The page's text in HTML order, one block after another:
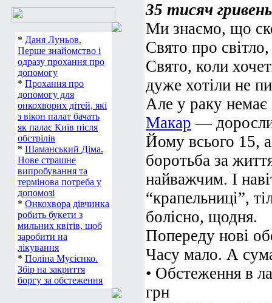
* Даня Луньов.
Перше знайомство і
одразу прохання про
допомогу
* Прохання про
допомогу для
онкохворих дітей, які
з вікон палат бачать
як палає Київ після
обстрілів
* Шаманський Діма.
Нове страшне
випробування та
термінова потреба у
допомозі
* Онкохвора дівчинка
робить букети з
мильних квітів, щоб
заробити на
лікування
* Поліна Мусієнко.
Збір на закриття
боргу за обстеження
35 тисяч
Ми знаємо, що
Свято про
Свято, коли
дуже хотіли не
Але у раку немає
Макар —
Йому всього 15,
боротьба за
найважчим. І
“крапельниці”,
болісно, щодня.
Попереду нові
Часу мало. А
• Обстеження в
грн